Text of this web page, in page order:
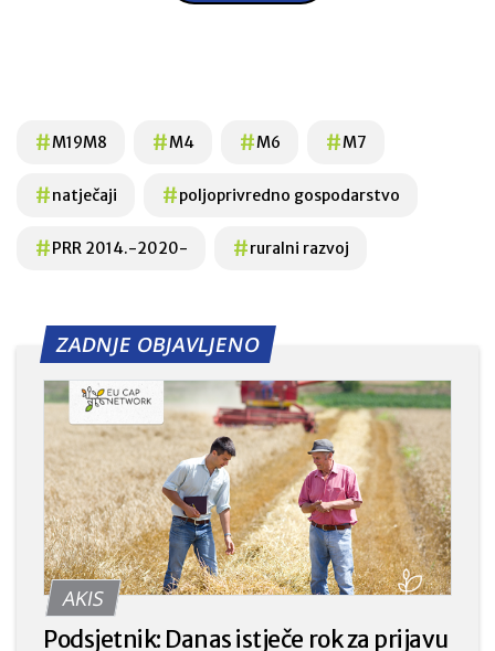
#M19M8 #M4 #M6 #M7
#natječaji #poljoprivredno gospodarstvo
#PRR 2014.-2020- #ruralni razvoj
ZADNJE OBJAVLJENO
AKIS
Podsjetnik: Danas istječe rok za prijavu